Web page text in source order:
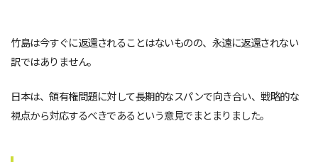
竹島は今すぐに返還されることはないものの、永遠に返還されない
訳ではありません。
日本は、領有権問題に対して長期的なスパンで向き合い、戦略的な
視点から対応するべきであるという意見でまとまりました。